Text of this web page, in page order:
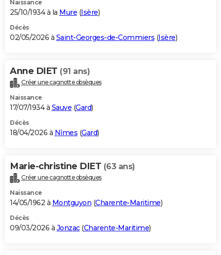
GUIDES D'ACHAT
BONS PLANS
Carte de Noël
Carte Bonne année
Carte Saint-Valentin
Carte Pâques
Carte d'anniversaire
DICTIONNAIRE
Dictionnaire
Biographies
Citations
Expressions
Proverbes
PROGRAMME TV
S'inscrire
Se connecter
Lycées
Collèges
Primaires
Universités
Entreprises
Service militaire
Avis de recherche
AVIS DE DÉCÈS
Bricolage
Lifestyle
Culture
Sport
Auto
Television
Voyage
Cinema
Naissance
25/10/1934 à la Mure (Isère)
Décès
02/05/2026 à Saint-Georges-de-Commiers (Isère)
Anne DIET (91 ans)
Créer une cagnotte obsèques
Naissance
17/07/1934 à Sauve (Gard)
Décès
18/04/2026 à Nîmes (Gard)
Marie-christine DIET (63 ans)
Créer une cagnotte obsèques
Naissance
14/05/1962 à Montguyon (Charente-Maritime)
Décès
09/03/2026 à Jonzac(Charente-Maritime)